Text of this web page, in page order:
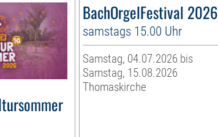
BachOrgelFestival 2026
samstags 15.00 Uhr
Samstag, 04.07.2026 bis
Samstag, 15.08.2026
Thomaskirche